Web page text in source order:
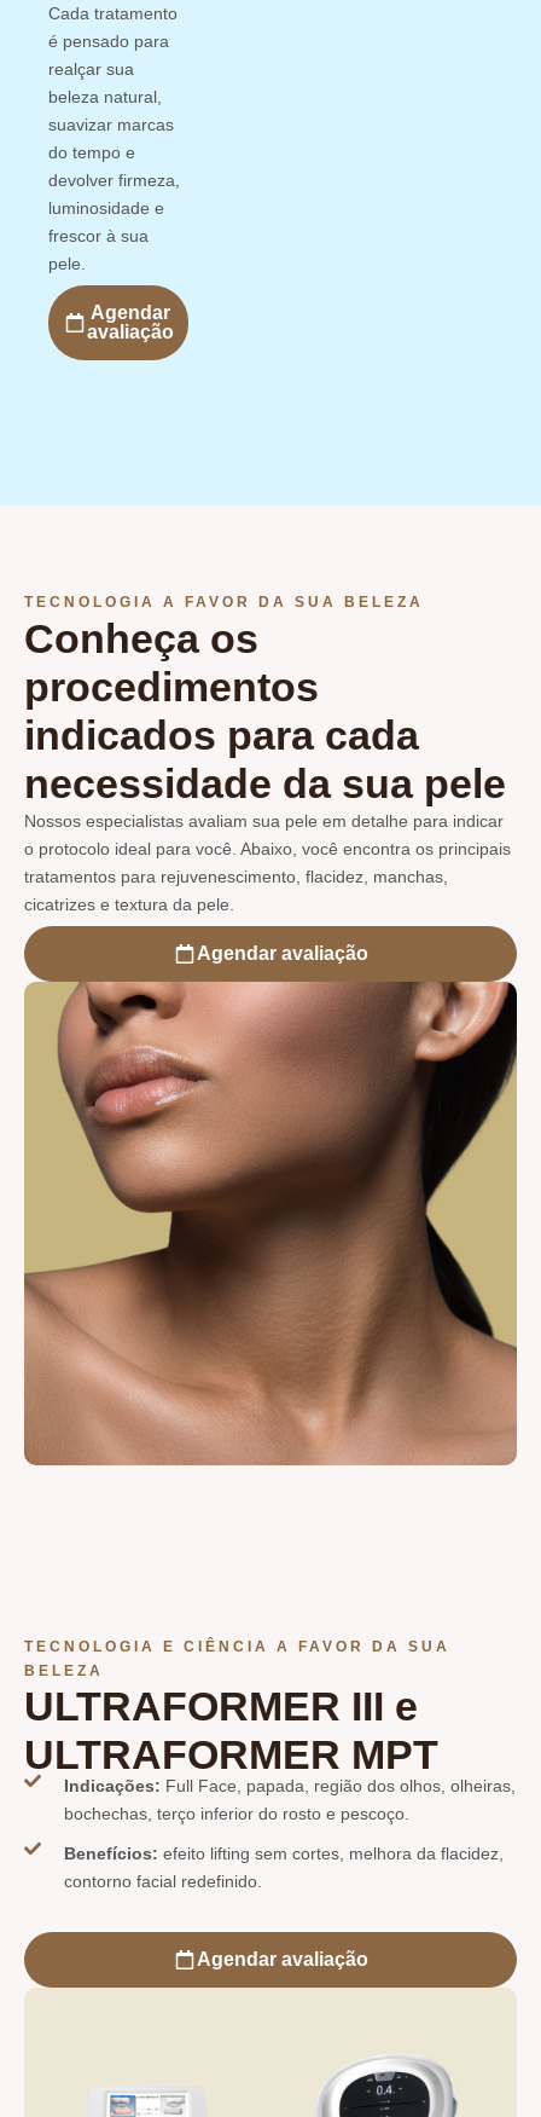
Cada tratamento
é pensado para
realçar sua
beleza natural,
suavizar marcas
do tempo e
devolver firmeza,
luminosidade e
frescor à sua
pele.
Agendar
avaliação
TECNOLOGIA A FAVOR DA SUA BELEZA
Conheça os
procedimentos
indicados para cada
necessidade da sua pele
Nossos especialistas avaliam sua pele em detalhe para indicar
o protocolo ideal para você. Abaixo, você encontra os principais
tratamentos para rejuvenescimento, flacidez, manchas,
cicatrizes e textura da pele.
Agendar avaliação
TECNOLOGIA E CIÊNCIA A FAVOR DA SUA
BELEZA
ULTRAFORMER III e
ULTRAFORMER MPT
Indicações: Full Face, papada, região dos olhos, olheiras,
bochechas, terço inferior do rosto e pescoço.
Benefícios: efeito lifting sem cortes, melhora da flacidez,
contorno facial redefinido.
Agendar avaliação